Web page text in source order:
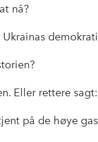
nå?
Eller rettere
på de høye